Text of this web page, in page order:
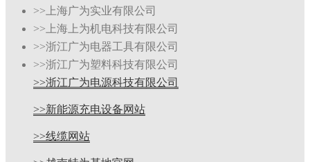
>>上海广为实业有限公司
>>上海上为机电科技有限公司
>>浙江广为电器工具有限公司
>>浙江广为塑料科技有限公司
>>浙江广为电源科技有限公司
>>新能源充电设备网站
>>线缆网站